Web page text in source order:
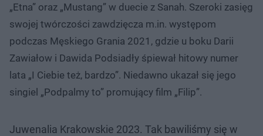
„Etna” oraz „Mustang” w duecie z Sanah. Szeroki zasięg
swojej twórczości zawdzięcza m.in. występom
podczas Męskiego Grania 2021, gdzie u boku Darii
Zawiałow i Dawida Podsiadły śpiewał hitowy numer
lata „I Ciebie też, bardzo”. Niedawno ukazał się jego
singiel „Podpalmy to” promujący film „Filip”.
Juwenalia Krakowskie 2023. Tak bawiliśmy się w